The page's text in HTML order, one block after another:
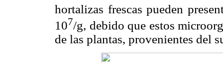
hortalizas frescas pueden
107/g, debido que estos
de las plantas, provenientes del